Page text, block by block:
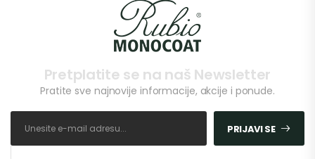
Pretplatite se na naš Newsletter
Pratite sve najnovije informacije, akcije i ponude.
PRIJAVI SE